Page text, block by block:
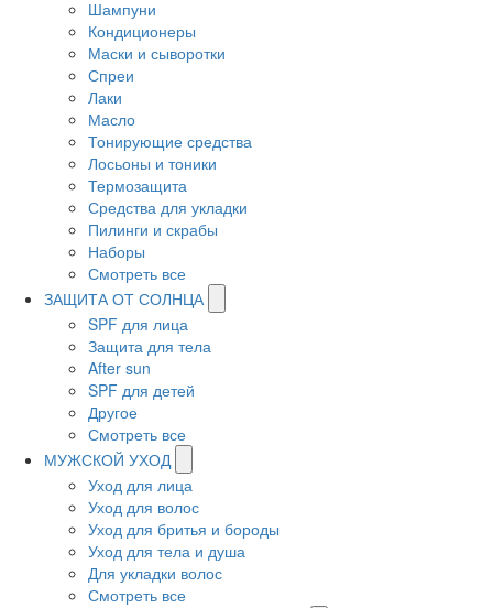
Шампуни
Кондиционеры
Маски и сыворотки
Спреи
Лаки
Масло
Тонирующие средства
Лосьоны и тоники
Термозащита
Средства для укладки
Пилинги и скрабы
Наборы
Смотреть все
ЗАЩИТА ОТ СОЛНЦА
SPF для лица
Защита для тела
After sun
SPF для детей
Другое
Смотреть все
МУЖСКОЙ УХОД
Уход для лица
Уход для волос
Уход для бритья и бороды
Уход для тела и душа
Для укладки волос
Смотреть все